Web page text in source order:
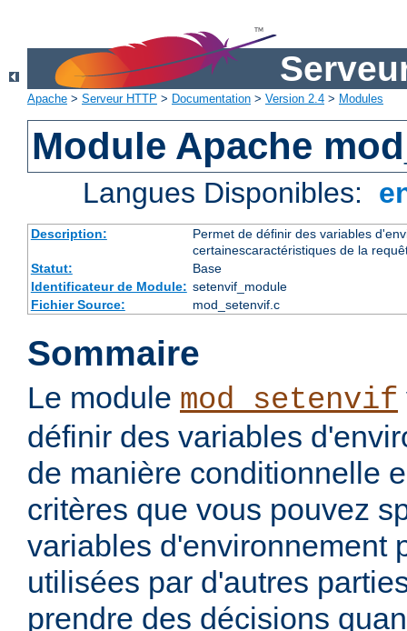
Apache > Serveur HTTP > Documentation > Version 2.4 > Modules
Module Apache
Langues Disponibles:
Description:
Permet de définir des variables
certainescaractéristiques de la
Statut:
Base
Identificateur de Module: setenvif_module
Fichier Source:
mod_setenvif.c
Sommaire
Le module mod_setenvif
définir des variables
de manière conditionnelle
critères que vous pouvez
variables d'environnement
utilisées par d'autres
prendre des décisions